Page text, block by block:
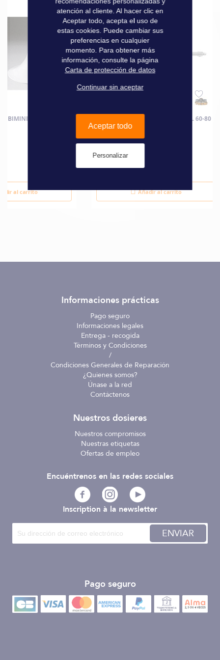
BIMINI TREM LES 2
al carrito
JAMBES DE FORCE POUR BIMINI L 60-80
CM LA PAIRE
85,00 €
Añadir al carrito
Informaciones prácticas
Pago seguro
Informaciones legales
Entrega - recogida
Términos y Condiciones
/
Condiciones Generales de Reparación
¿Quienes somos?
Únase a la red
Contáctenos
Nuestros dosieres
Nuestros compromisos
Nuestras etiquetas
Ofertas de empleo
Inscription à la newsletter
ENVIAR
Pago seguro
Encuéntrenos en las redes sociales
atención al cliente. Al hacer clic en
Aceptar todo, acepta el uso de
estas cookies. Puede cambiar sus
preferencias en cualquier
momento. Para obtener más
información, consulte la página
Carta de protección de datos
Continuar sin aceptar
Aceptar todo
Personalizar